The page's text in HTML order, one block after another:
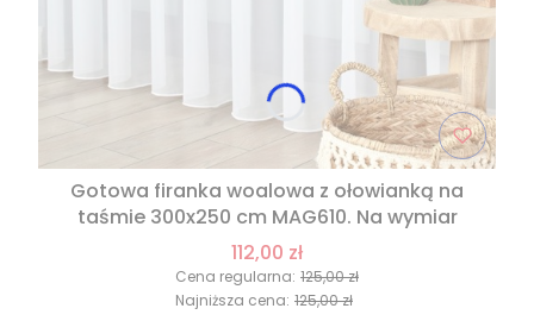
Gotowa firanka woalowa z ołowianką na
taśmie 300x250 cm MAG610. Na wymiar
112,00 zł
Cena regularna: 125,00 zł
Najniższa cena: 125,00 zł